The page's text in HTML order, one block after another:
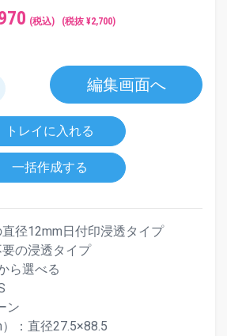
(税込) (税抜 ¥2,700)
編集画面へ
トレイに入れる
一括作成する
径12mm日付印浸透タイプ
の浸透タイプ
ら選べる
ン
：直径27.5×88.5